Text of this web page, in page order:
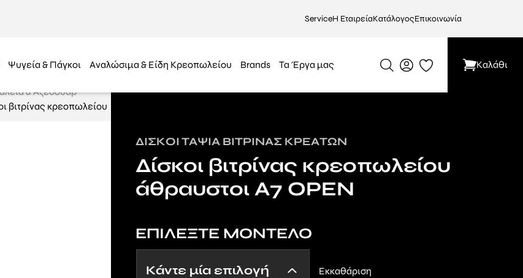
ServiceΗ ΕταιρείαΚατάλογοςΕπικοινωνία
Ψυγεία & Πάγκοι Αναλώσιμα & Είδη Κρεοπωλείου Brands Τα Έργα μας Καλάθι
& Αξεσουάρ
βιτρίνας κρεοπωλείου
ΔΊΣΚΟΙ ΤΑΨΙΆ ΒΙΤΡΊΝΑΣ ΚΡΕΆΤΩΝ
Δίσκοι βιτρίνας κρεοπωλείου
άθραυστοι Α7 OPEN
ΕΠΙΛΕΞΤΕ ΜΟΝΤΕΛΟ
Εκκαθάριση